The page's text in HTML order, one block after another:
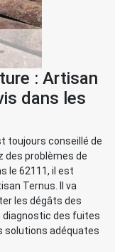
: Artisan
dans les
toujours conseillé de
des problèmes de
le 62111, il est
Ternus. Il va
les dégâts des
diagnostic des fuites
solutions adéquates